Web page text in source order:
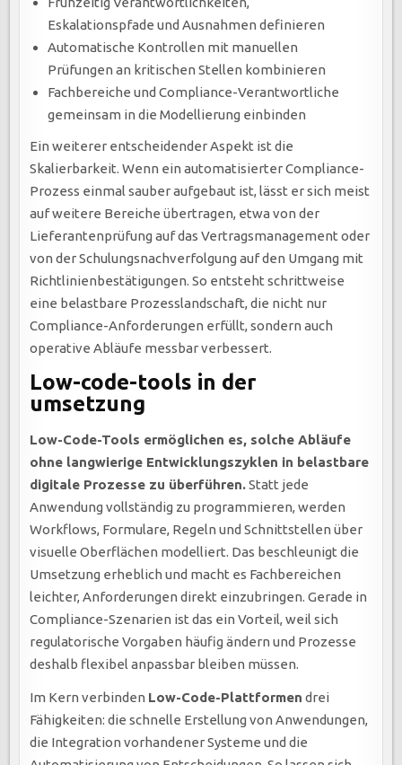
Eskalationspfade und Ausnahmen definieren
Automatische Kontrollen mit manuellen
Prüfungen an kritischen Stellen kombinieren
Fachbereiche und Compliance-Verantwortliche
gemeinsam in die Modellierung einbinden
Ein weiterer entscheidender Aspekt ist die
Skalierbarkeit. Wenn ein automatisierter Compliance-
Prozess einmal sauber aufgebaut ist, lässt er sich meist
auf weitere Bereiche übertragen, etwa von der
Lieferantenprüfung auf das Vertragsmanagement oder
von der Schulungsnachverfolgung auf den Umgang mit
Richtlinienbestätigungen. So entsteht schrittweise
eine belastbare Prozesslandschaft, die nicht nur
Compliance-Anforderungen erfüllt, sondern auch
operative Abläufe messbar verbessert.
Low-code-tools in der
umsetzung
Low-Code-Tools ermöglichen es, solche Abläufe
ohne langwierige Entwicklungszyklen in belastbare
digitale Prozesse zu überführen.Statt jede
Anwendung vollständig zu programmieren, werden
Workflows, Formulare, Regeln und Schnittstellen über
visuelle Oberflächen modelliert. Das beschleunigt die
Umsetzung erheblich und macht es Fachbereichen
leichter, Anforderungen direkt einzubringen. Gerade in
Compliance-Szenarien ist das ein Vorteil, weil sich
regulatorische Vorgaben häufig ändern und Prozesse
deshalb flexibel anpassbar bleiben müssen.
Im Kern verbinden Low-Code-Plattformen drei
Fähigkeiten: die schnelle Erstellung von Anwendungen,
die Integration vorhandener Systeme und die